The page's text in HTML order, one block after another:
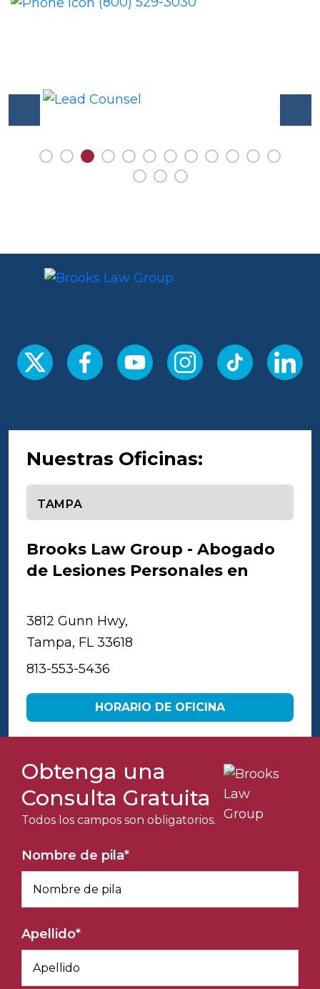
Nuestras Oficinas:
Brooks Law Group - Abogado
de Lesiones Personales en
3812 Gunn Hwy,
Tampa, FL 33618
813-553-5436
HORARIO DE OFICINA
Obtenga una
Consulta Gratuita
Todos los campos son obligatorios.
Nombre de pila*
Apellido*